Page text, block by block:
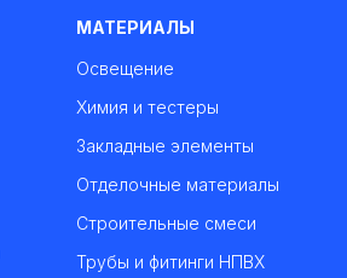
МАТЕРИАЛЫ
Освещение
Химия и тестеры
Закладные элементы
Отделочные материалы
Строительные смеси
Трубы и фитинги НПВХ